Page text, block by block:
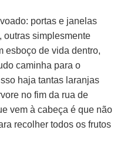
portas e janelas
outras simplesmente
esboço de vida dentro,
caminha para o
haja tantas laranjas
no fim da rua de
vem à cabeça é que não
recolher todos os frutos